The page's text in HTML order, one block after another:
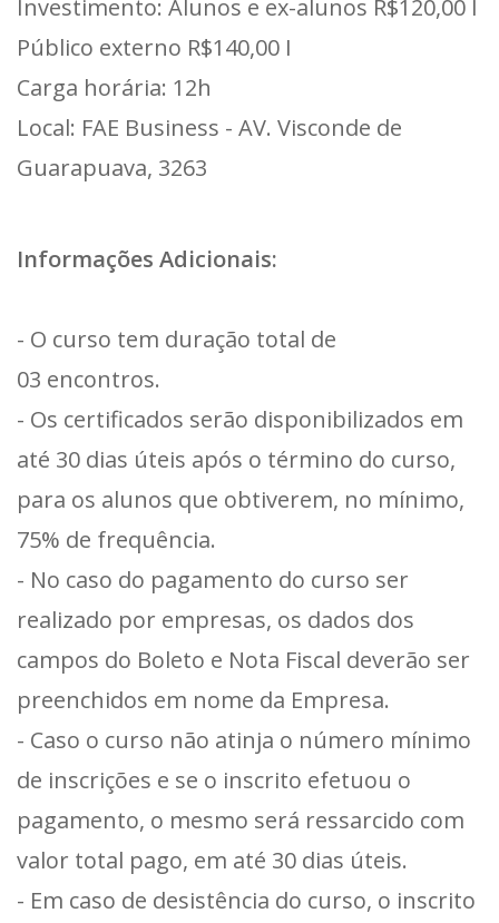
Investimento: Alunos e ex-alunos R$120,00 I
Público externo R$140,00 I
Carga horária: 12h
Local: FAE Business - AV. Visconde de
Guarapuava, 3263
Informações Adicionais:
- O curso tem duração total de
03 encontros.
- Os certificados serão disponibilizados em
até 30 dias úteis após o término do curso,
para os alunos que obtiverem, no mínimo,
75% de frequência.
- No caso do pagamento do curso ser
realizado por empresas, os dados dos
campos do Boleto e Nota Fiscal deverão ser
preenchidos em nome da Empresa.
- Caso o curso não atinja o número mínimo
de inscrições e se o inscrito efetuou o
pagamento, o mesmo será ressarcido com
valor total pago, em até 30 dias úteis.
- Em caso de desistência do curso, o inscrito